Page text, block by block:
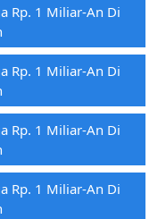
Rp. 1 Miliar-An Di
Rp. 1 Miliar-An Di
Rp. 1 Miliar-An Di
Rp. 1 Miliar-An Di